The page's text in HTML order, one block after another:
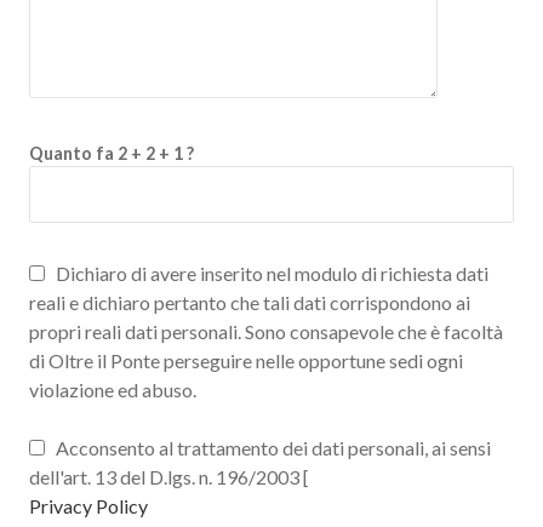
Quanto fa 2 + 2 + 1 ?
Dichiaro di avere inserito nel modulo di richiesta dati
reali e dichiaro pertanto che tali dati corrispondono ai
propri reali dati personali. Sono consapevole che è facoltà
di Oltre il Ponte perseguire nelle opportune sedi ogni
violazione ed abuso.
Acconsento al trattamento dei dati personali, ai sensi
dell'art. 13 del D.lgs. n. 196/2003 [
Privacy Policy